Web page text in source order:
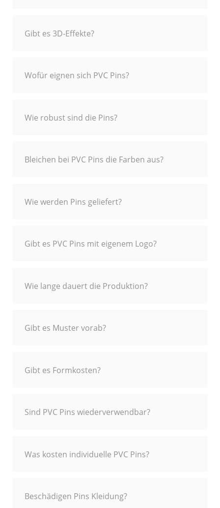
Gibt es 3D-Effekte?
Wofür eignen sich PVC Pins?
Wie robust sind die Pins?
Bleichen bei PVC Pins die Farben aus?
Wie werden Pins geliefert?
Gibt es PVC Pins mit eigenem Logo?
Wie lange dauert die Produktion?
Gibt es Muster vorab?
Gibt es Formkosten?
Sind PVC Pins wiederverwendbar?
Was kosten individuelle PVC Pins?
Beschädigen Pins Kleidung?